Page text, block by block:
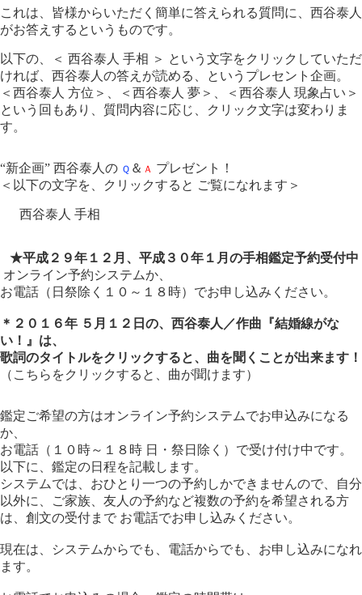
これは、皆様からいただく簡単に答えられる質問に、西谷泰人
がお答えするというものです。
以下の、＜ 西谷泰人 手相 ＞ という文字をクリックしていただ
ければ、西谷泰人の答えが読める、というプレセント企画。
＜西谷泰人 方位＞、＜西谷泰人 夢＞、＜西谷泰人 現象占い＞
という回もあり、質問内容に応じ、クリック文字は変わりま
す。
“新企画” 西谷泰人の Ｑ ＆ Ａ プレゼント！
＜以下の文字を、クリックすると ご覧になれます＞
西谷泰人 手相
★平成２９年１２月、平成３０年１月の手相鑑定予約受付中
オンライン予約システムか、
お電話（日祭除く１０～１８時）でお申し込みください。
＊２０１６年 ５月１２日の、西谷泰人／作曲『結婚線がな
い！』は、
歌詞のタイトルをクリックすると、曲を聞くことが出来ます！
（こちらをクリックすると、曲が聞けます）
鑑定ご希望の方はオンライン予約システムでお申込みになる
か、
お電話（１０時～１８時 日・祭日除く）で受け付け中です。
以下に、鑑定の日程を記載します。
システムでは、おひとり一つの予約しかできませんので、自分
以外に、ご家族、友人の予約など複数の予約を希望される方
は、創文の受付まで お電話でお申し込みください。
現在は、システムからでも、電話からでも、お申し込みになれ
ます。